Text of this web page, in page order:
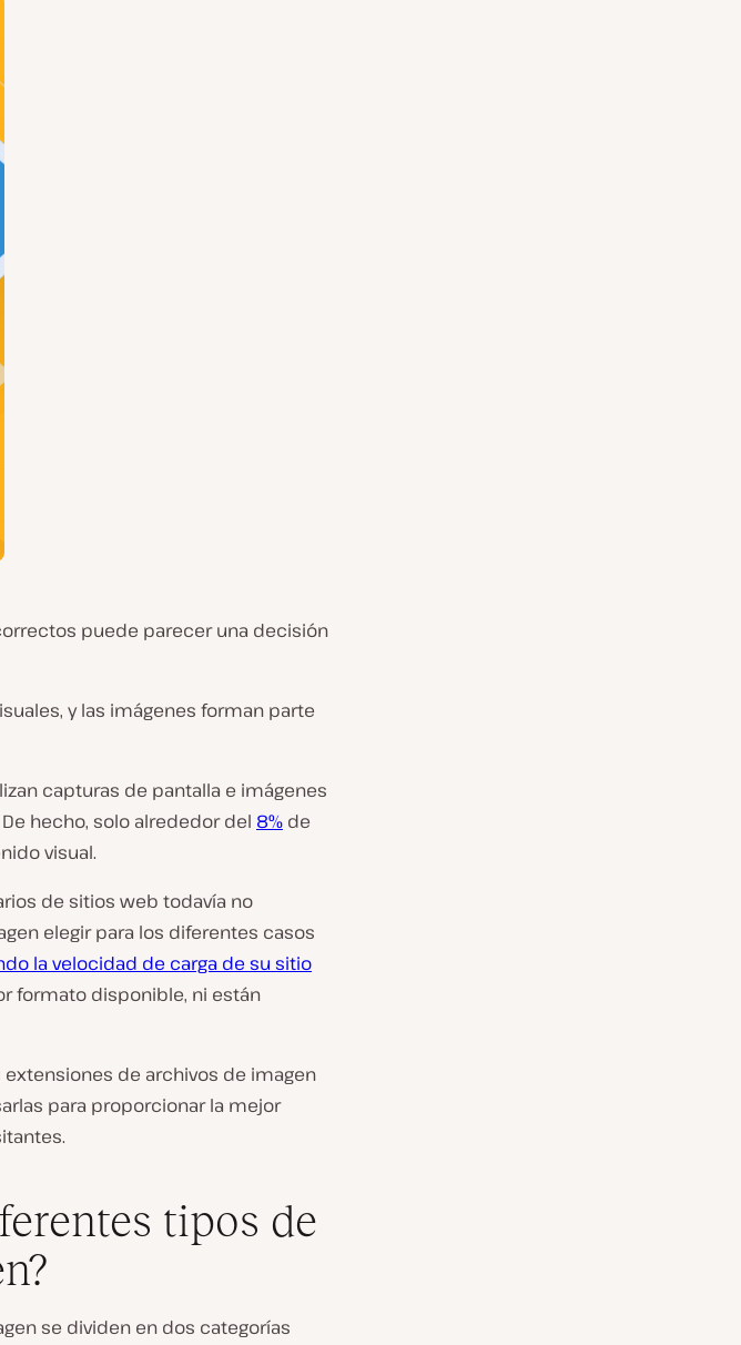
puede parecer una decisión
y las imágenes forman parte
capturas de pantalla e imágenes
hecho, solo alrededor del 8% de
visual.
de sitios web todavía no
elegir para los diferentes casos
la velocidad de carga de su sitio
formato disponible, ni están
de archivos de imagen
para proporcionar la mejor
tipos de
se dividen en dos categorías